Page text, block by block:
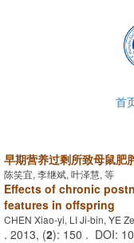
首
早期营养过剩所致母鼠肥
陈笑宜, 李继斌, 叶泽慧, 等
Effects of chronic
features in offspring
CHEN Xiao-yi, LI Ji-bin, YE
. 2013, (2): 150 . DOI: